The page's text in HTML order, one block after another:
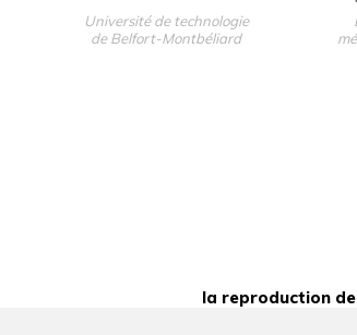
Université de technologie
de Belfort-Montbéliard
la reproduction